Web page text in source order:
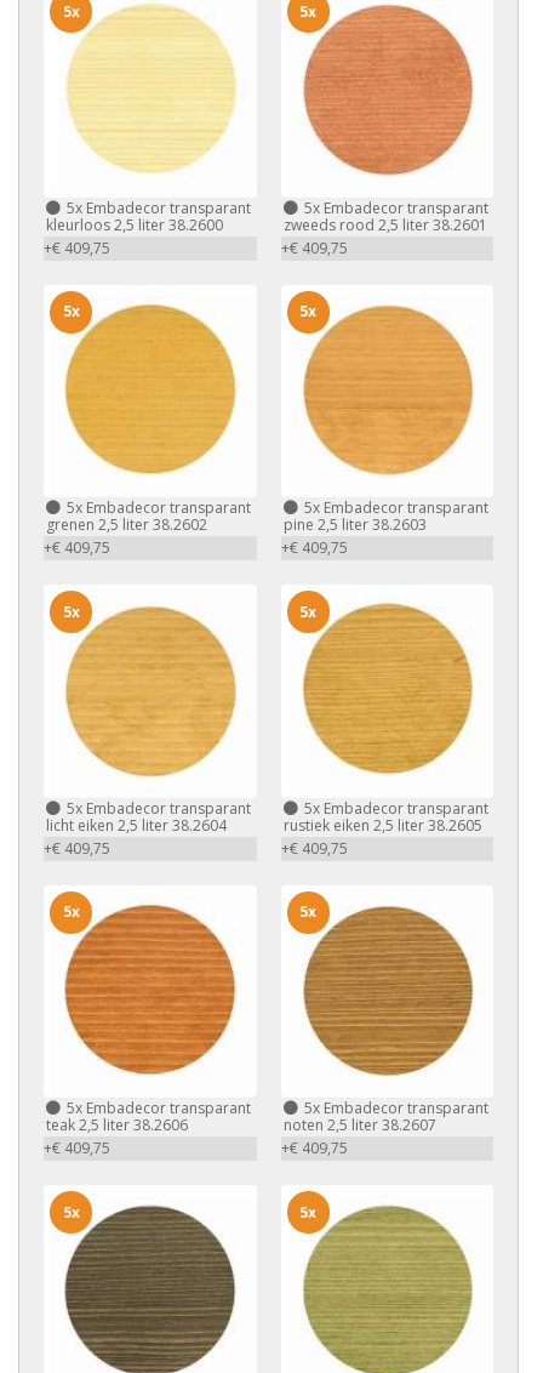
5x Embadecor transparant
kleurloos 2,5 liter 38.2600
+€ 409,75
5x
5xEmbadecor transparant
zweeds rood 2,5 liter 38.2601
+€ 409,75
5x
5x Embadecor transparant
grenen 2,5 liter 38.2602
+€ 409,75
5x
5xEmbadecor transparant
pine 2,5 liter 38.2603
+€ 409,75
5x
5x Embadecor transparant
licht eiken 2,5 liter 38.2604
+€ 409,75
5x
5xEmbadecor transparant
rustiek eiken 2,5 liter 38.2605
+€ 409,75
5x
5x Embadecor transparant
teak 2,5 liter 38.2606
+€ 409,75
5x
5xEmbadecor transparant
noten 2,5 liter 38.2607
+€ 409,75
5x
5x 5x